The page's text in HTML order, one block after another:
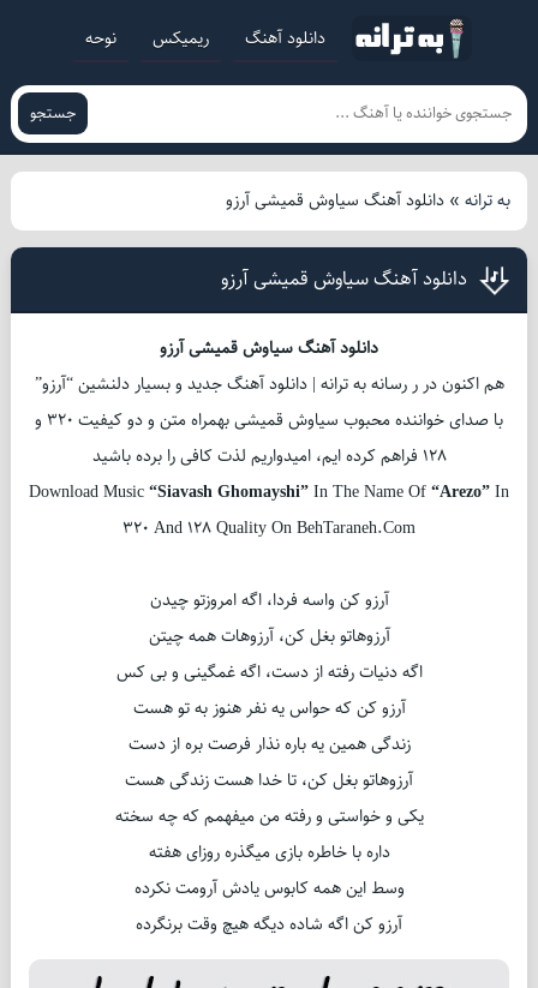
دانلود آهنگ ریمیکس نوحه
جستجو
به ترانه» دانلود آهنگ سیاوش قمیشی آرزو
دانلود آهنگ سیاوش قمیشی آرزو
دانلود آهنگ سیاوش قمیشی آرزو
هم اکنون در ر رسانه به ترانه | دانلود آهنگ جدید و بسیار دلنشین “آرزو”
با صدای خواننده محبوب سیاوش قمیشی بهمراه متن و دو کیفیت 320 و
128 فراهم کرده ایم، امیدواریم لذت کافی را برده باشید
Download Music“Siavash Ghomayshi”In The Name Of“Arezo”In
320 And 128 Quality On BehTaraneh.Com
آرزو کن واسه فردا، اگه امروزتو چیدن
آرزوهاتو بغل کن، آرزوهات همه چیتن
اگه دنیات رفته از دست، اگه غمگینی و بی کس
آرزو کن که حواس یه نفر هنوز به تو هست
زندگی همین یه باره نذار فرصت بره از دست
آرزوهاتو بغل کن، تا خدا هست زندگی هست
یکی و خواستی و رفته من میفهمم که چه سخته
داره با خاطره بازی میگذره روزای هفته
وسط این همه کابوس یادش آرومت نکرده
آرزو کن اگه شاده دیگه هیچ وقت برنگرده